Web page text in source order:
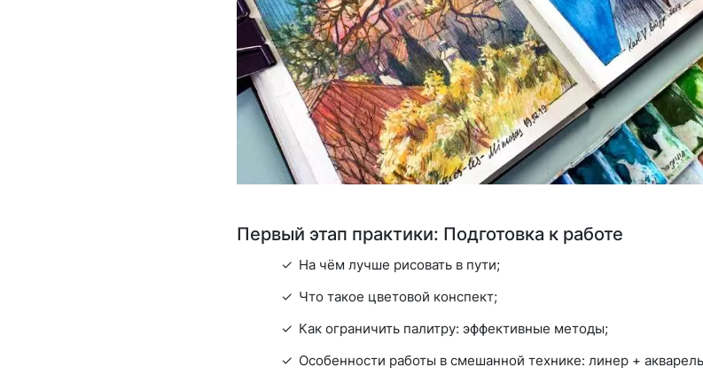
Первый этап практики: Подготовка к работе
На чём лучше рисовать в пути;
Что такое цветовой конспект;
Как ограничить палитру: эффективные методы;
Особенности работы в смешанной технике: линер +